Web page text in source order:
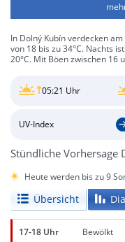
In Dolný Kubín verdecken
von 18 bis zu 34°C. Nachts
20°C. Mit Böen zwischen 16
05:21 Uhr
UV-Index
Stündliche Vorhersage
Heute werden bis zu 9
Übersicht
17-18 Uhr Bewölkt